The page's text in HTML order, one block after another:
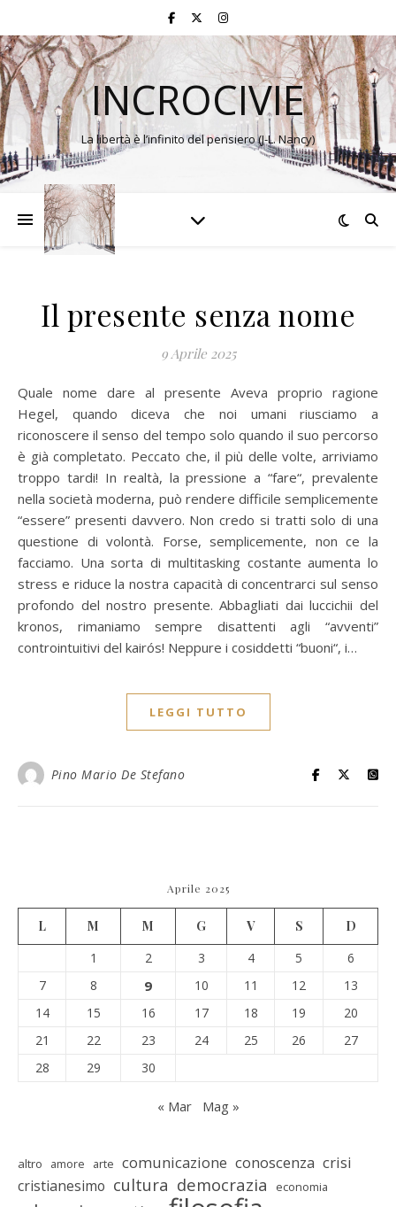
INCROCIVIE
La libertà è l’infinito del pensiero (J-L. Nancy)
Il presente senza nome
9 Aprile 2025
Quale nome dare al presente Aveva proprio ragione
Hegel, quando diceva che noi umani riusciamo a
riconoscere il senso del tempo solo quando il suo percorso
è già completato. Peccato che, il più delle volte, arriviamo
troppo tardi! In realtà, la pressione a “fare“, prevalente
nella società moderna, può rendere difficile semplicemente
“essere” presenti davvero. Non credo si tratti solo di una
questione di volontà. Forse, semplicemente, non ce la
facciamo. Una sorta di multitasking costante aumenta lo
stress e riduce la nostra capacità di concentrarci sul senso
profondo del nostro presente. Abbagliati dai luccichii del
kronos, rimaniamo sempre disattenti agli “avventi”
controintuitivi del kairós! Neppure i cosiddetti “buoni“, i…
LEGGI TUTTO
Pino Mario De Stefano
Aprile 2025
L M M G V S
D
1
2 3 4 5
6
7
8 9 10 11 12
13
14
15 16 17 18 19
20
21
22 23 24 25 26
27
28
29 30
« Mar Mag »
altro amore arte comunicazione conoscenza crisi
cristianesimo cultura democrazia economia